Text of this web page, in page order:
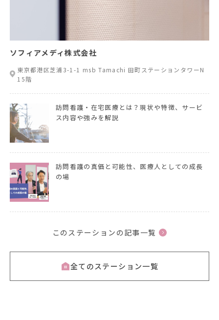
ソフィアメディ株式会社
東京都港区芝浦3-1-1 msb Tamachi 田町ステーションタワーN
15階
訪問看護・在宅医療とは？現状や特徴、サービ
ス内容や強みを解説
訪問看護の真価と可能性、医療人としての成長
の場
このステーションの記事一覧
全てのステーション一覧